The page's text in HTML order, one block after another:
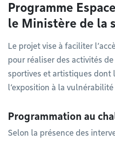
Programme
le Ministère de la
Le projet vise à faciliter
pour réaliser des activités
sportives et artistiques dont
l’exposition à la
Programmation au
Selon la présence des